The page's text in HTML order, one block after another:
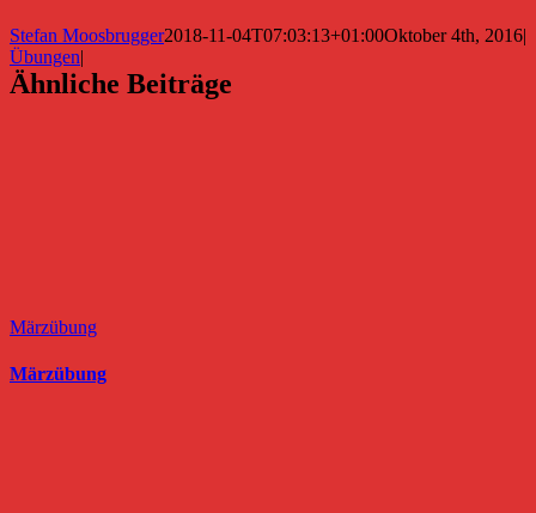
Stefan Moosbrugger2018-11-04T07:03:13+01:00Oktober 4th, 2016|
Übungen|
Ähnliche Beiträge
Märzübung
Märzübung